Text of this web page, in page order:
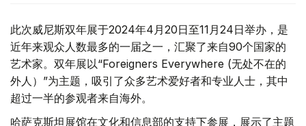
此次威尼斯双年展于2024年4月20日至11月24日举办，是
近年来观众人数最多的一届之一，汇聚了来自90个国家的
艺术家。双年展以“Foreigners Everywhere (无处不在的
外人）”为主题，吸引了众多艺术爱好者和专业人士，其中
超过一半的参观者来自海外。
哈萨克斯坦展馆在文化和信息部的支持下参展，展示了主题